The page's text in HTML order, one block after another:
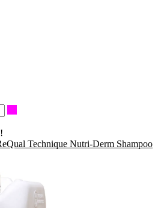
Technique Nutri-Derm Shampoo